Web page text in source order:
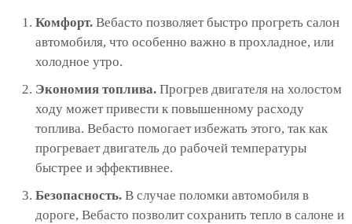
Комфорт. Вебасто позволяет быстро прогреть салон
автомобиля, что особенно важно в прохладное, или
холодное утро.
Экономия топлива. Прогрев двигателя на холостом
ходу может привести к повышенному расходу
топлива. Вебасто помогает избежать этого, так как
прогревает двигатель до рабочей температуры
быстрее и эффективнее.
Безопасность. В случае поломки автомобиля в
дороге, Вебасто позволит сохранить тепло в салоне и